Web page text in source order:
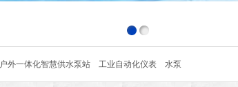
户外一体化智慧供水泵站 工业自动化仪表 水泵